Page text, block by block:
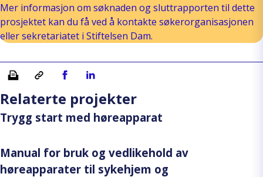
Mer informasjon om søknaden og sluttrapporten til dette
prosjektet kan du få ved å kontakte søkerorganisasjonen
eller sekretariatet i Stiftelsen Dam.
Skriv ut Kopiera länkDel på Facebook
Del på Linkedin
Relaterte projekter
Trygg start med høreapparat
Manual for bruk og vedlikehold av
høreapparater til sykehjem og